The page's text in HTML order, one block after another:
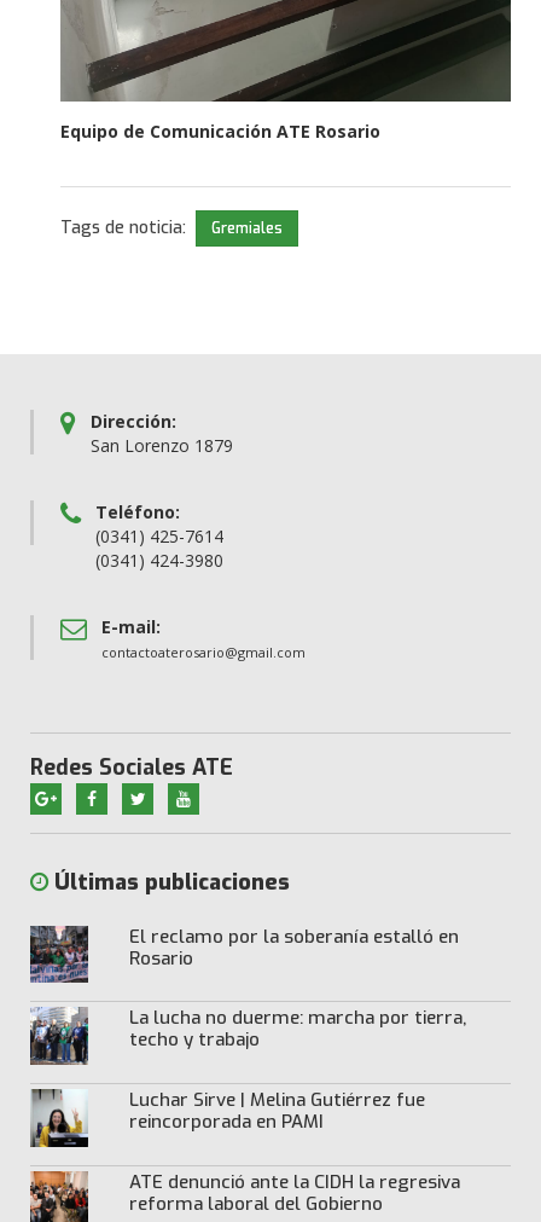
Equipo de Comunicación ATE Rosario
Tags de noticia: Gremiales
Dirección:
San Lorenzo 1879
Teléfono:
(0341) 425-7614
(0341) 424-3980
E-mail:
contactoaterosario@gmail.com
Redes Sociales ATE
Últimas publicaciones
El reclamo por la soberanía estalló en
Rosario
La lucha no duerme: marcha por tierra,
techo y trabajo
Luchar Sirve | Melina Gutiérrez fue
reincorporada en PAMI
ATE denunció ante la CIDH la regresiva
reforma laboral del Gobierno